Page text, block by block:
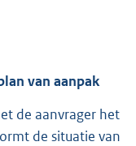
van aanpak
de aanvrager het
de situatie van